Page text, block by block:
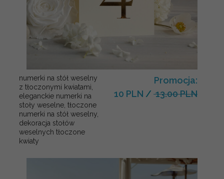
numerki na stół weselny
z tłoczonymi kwiatami,
eleganckie numerki na
stoły weselne, tłoczone
numerki na stół weselny,
dekoracja stołów
weselnych tłoczone
kwiaty
Promocja:
10 PLN / 13.00 PLN